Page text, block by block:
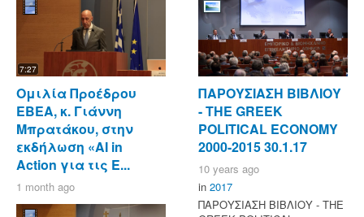
7:27
Ομιλία Προέδρου
ΕΒΕΑ, κ. Γιάννη
Μπρατάκου, στην
εκδήλωση «AI in
Action για τις Ε...
1 month ago
ΠΑΡΟΥΣΙΑΣΗ ΒΙΒΛΙΟΥ
- ΤΗΕ GREEK
POLITICAL ECONOMY
2000-2015 30.1.17
10 years ago
in 2017
ΠΑΡΟΥΣΙΑΣΗ ΒΙΒΛΙΟΥ - ΤΗΕ